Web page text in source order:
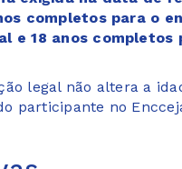
completos para o
e 18 anos completos
legal não altera a
participante no